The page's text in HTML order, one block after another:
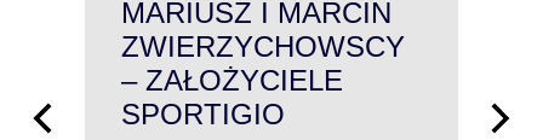
MARIUSZ I MARCIN
ZWIERZYCHOWSCY
– ZAŁOŻYCIELE
SPORTIGIO